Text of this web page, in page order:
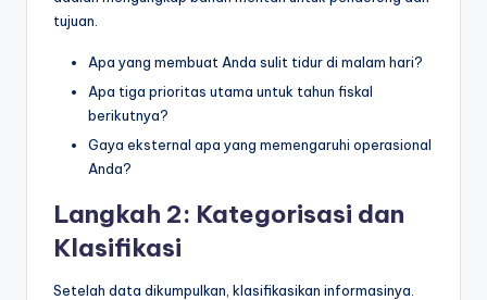
tujuan.
Apa yang membuat Anda sulit tidur di malam hari?
Apa tiga prioritas utama untuk tahun fiskal
berikutnya?
Gaya eksternal apa yang memengaruhi operasional
Anda?
Langkah 2: Kategorisasi dan
Klasifikasi
Setelah data dikumpulkan, klasifikasikan informasinya.